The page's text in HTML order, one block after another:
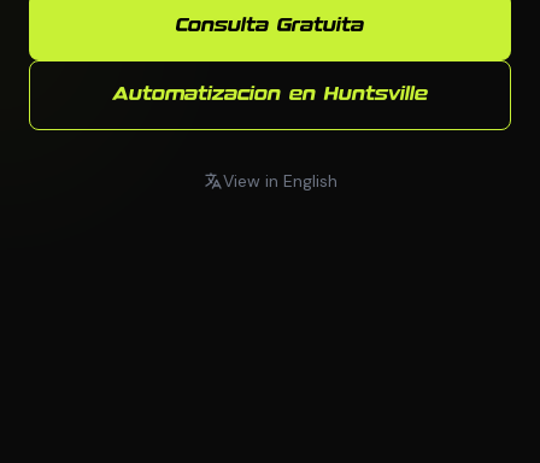
Consulta Gratuita
Automatizacion en Huntsville
View in English